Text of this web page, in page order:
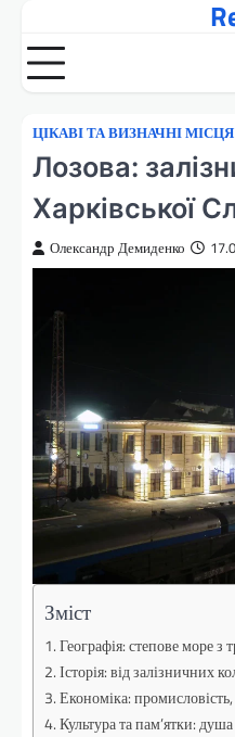
вмісту
ЦІКАВІ ТА ВИЗНАЧНІ МІСЦЯ
Лозова:
Харківської
Олександр Демиденко
Зміст
Географія: степове море з
Історія: від залізничних
Економіка:
Культура та пам’ятки: